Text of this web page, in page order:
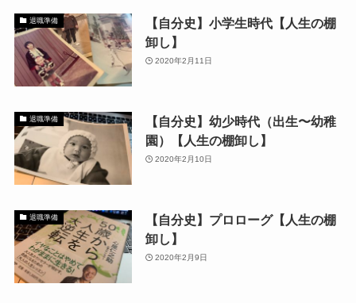
退職準備
【自分史】小学生時代【人生の棚
卸し】
2020年2月11日
退職準備
【自分史】幼少時代（出生〜幼稚
園）【人生の棚卸し】
2020年2月10日
退職準備
【自分史】プロローグ【人生の棚
卸し】
2020年2月9日